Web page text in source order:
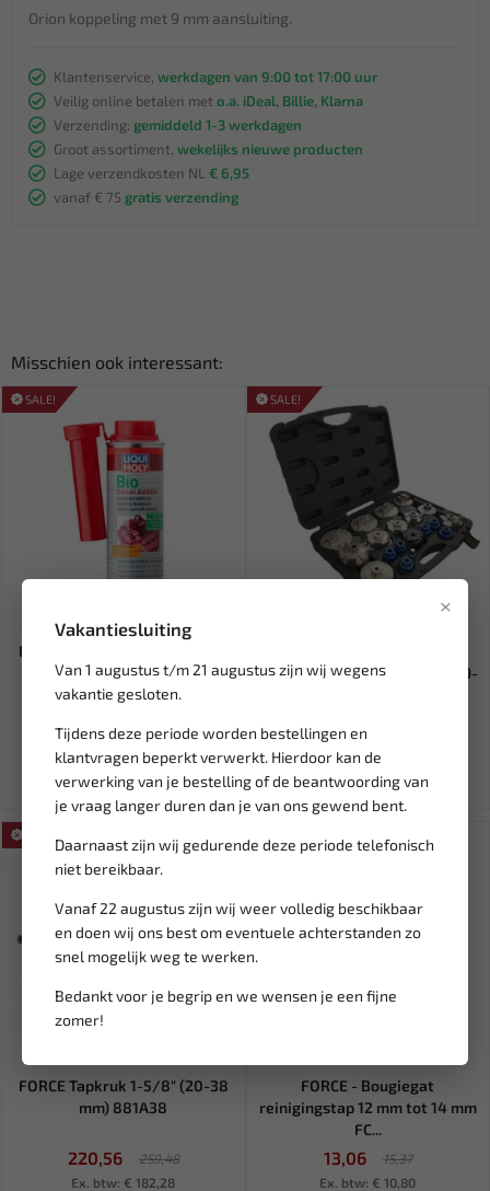
×
Vakantiesluiting
Van 1 augustus t/m 21 augustus zijn wij wegens
vakantie gesloten.
Tijdens deze periode worden bestellingen en
klantvragen beperkt verwerkt. Hierdoor kan de
verwerking van je bestelling of de beantwoording van
je vraag langer duren dan je van ons gewend bent.
Daarnaast zijn wij gedurende deze periode telefonisch
niet bereikbaar.
Vanaf 22 augustus zijn wij weer volledig beschikbaar
en doen wij ons best om eventuele achterstanden zo
snel mogelijk weg te werken.
Bedankt voor je begrip en we wensen je een fijne
zomer!
Orion koppeling met 9 mm aansluiting.
Klantenservice, werkdagen van 9:00 tot 17:00 uur
Veilig online betalen met o.a. iDeal, Billie, Klarna
Verzending: gemiddeld 1-3 werkdagen
Groot assortiment, wekelijks nieuwe producten
Lage verzendkosten NL € 6,95
vanaf € 75 gratis verzending
Misschien ook interessant:
SALE!
LIQUI MOLY Biodiesel additief
250 ml LM-3725
Ex. btw: € 6,72
SALE!
Oliefilterdoppen aluminium 19-
Ex. btw: € 67,92
FORCE Tapkruk 1-5/8" (20-38
mm) 881A38
220,56
259,48
Ex. btw: € 182,28
FORCE - Bougiegat
reinigingstap 12 mm tot 14 mm
FC...
13,06
15,37
Ex. btw: € 10,80